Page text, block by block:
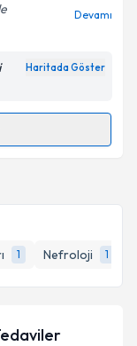
1 Nefroloji 1
Aydınlatma
Devamı
Haritada Göster